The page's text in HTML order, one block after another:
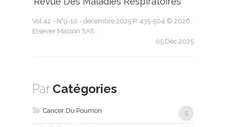
Vol 42 - N°9-10 - décembre 2025 P. 435-504 © 2026,
Elsevier Masson SAS
05.Déc.2025
Par Catégories
Cancer Du Poumon 5